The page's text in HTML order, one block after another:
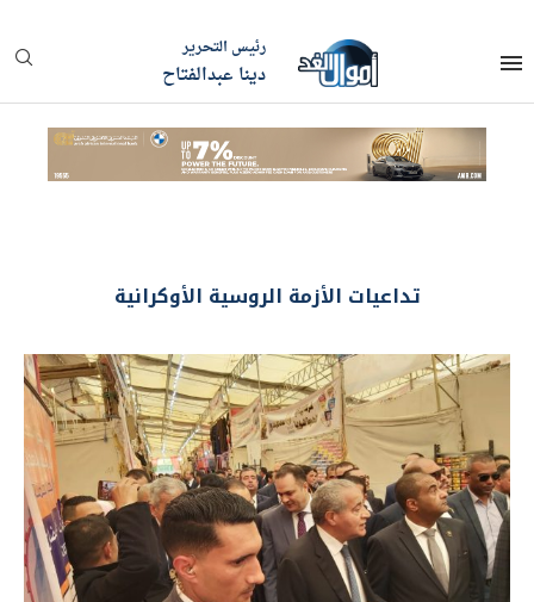
رئيس التحرير
دينا عبدالفتاح
تداعيات الأزمة الروسية الأوكرانية